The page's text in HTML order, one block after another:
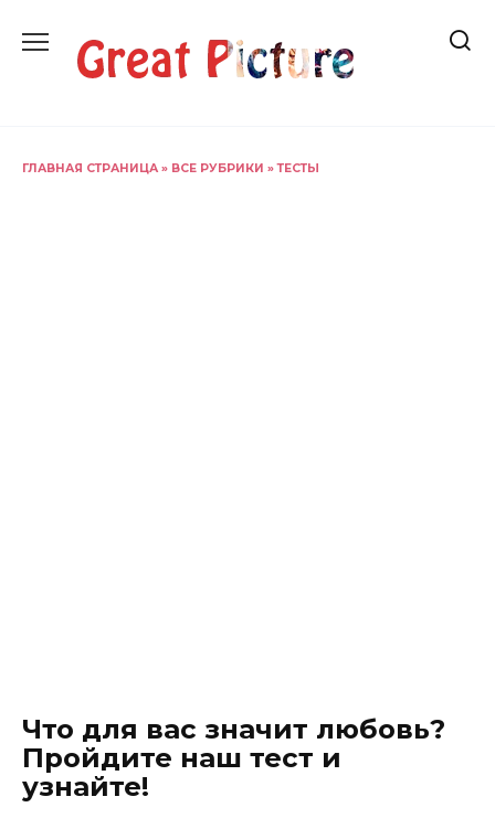
содержанию
ГЛАВНАЯ СТРАНИЦА » ВСЕ РУБРИКИ »ТЕСТЫ
Что для вас значит любовь?
Пройдите наш тест и
узнайте!